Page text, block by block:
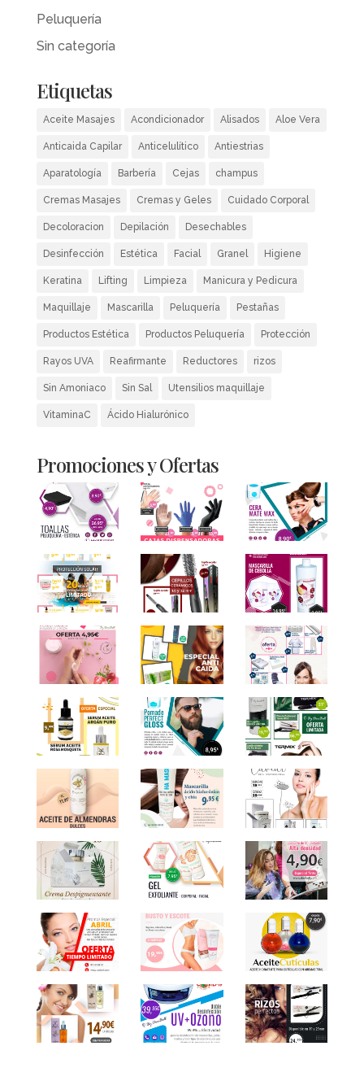
Peluquería
Sin categoría
Etiquetas
Aceite Masajes Acondicionador Alisados Aloe Vera
Anticaida Capilar Anticelulítico Antiestrias
Aparatología Barbería Cejas champus
Cremas Masajes Cremas y Geles Cuidado Corporal
Decoloracion Depilación Desechables
Desinfección Estética Facial Granel Higiene
Keratina Lifting Limpieza Manicura y Pedicura
Maquillaje Mascarilla Peluquería Pestañas
Productos Estética Productos Peluquería Protección
Rayos UVA Reafirmante Reductores rizos
Sin Amoniaco Sin Sal Utensilios maquillaje
VitaminaC Ácido Hialurónico
Promociones y Ofertas